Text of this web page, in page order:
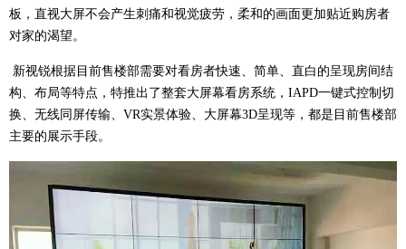
板，直视大屏不会产生刺痛和视觉疲劳，柔和的画面更加贴近购房者
对家的渴望。
新视锐根据目前售楼部需要对看房者快速、简单、直白的呈现房间结
构、布局等特点，特推出了整套大屏幕看房系统，IAPD一键式控制切
换、无线同屏传输、VR实景体验、大屏幕3D呈现等，都是目前售楼部
主要的展示手段。